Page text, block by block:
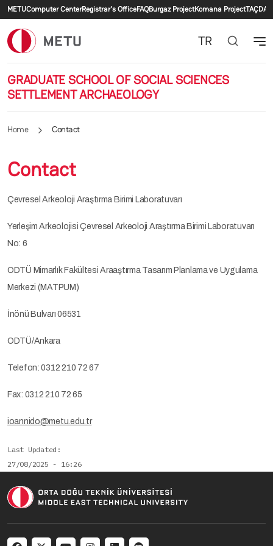
Skip to main content
Secondary menu
METUComputer CenterRegistrar's OfficeFAQBurgaz ProjectKomana ProjectTAÇDAM
GRADUATE SCHOOL OF SOCIAL SCIENCES
SETTLEMENT ARCHAEOLOGY
TR
Home Contact
Contact
Çevresel Arkeoloji Araştırma Birimi Laboratuvarı
Yerleşim Arkeolojisi Çevresel Arkeoloji Araştırma Birimi Laboratuvarı
No: 6
ODTÜ Mimarlık Fakültesi Araaştırma Tasarım Planlama ve Uygulama
Merkezi (MATPUM)
İnönü Bulvarı 06531
ODTÜ/Ankara
Telefon: 0312 210 72 67
Fax: 0312 210 72 65
ioannido@metu.edu.tr
Last Updated
27/08/2025 - 16:26